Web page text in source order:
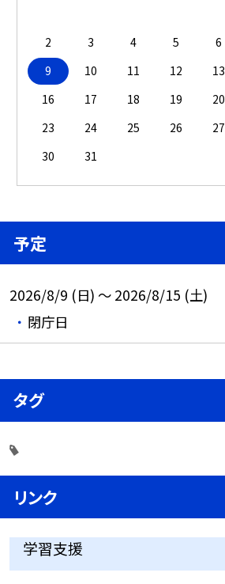
2
3 4 5 6
9
10 11 12 13
16
17 18 19 20
23
24 25 26 27
30
31
予定
2026/8/9 (日) ～ 2026/8/15 (土)
閉庁日
タグ
リンク
学習支援